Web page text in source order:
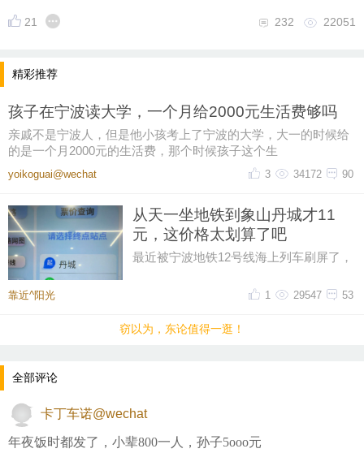
取红包~
• 福利时间
21 22051
232
精彩推荐
孩子在宁波读大学，一个月给2000元生活费够吗
亲戚不是宁波人，但是他小孩考上了宁波的大学，大一的时候给
的是一个月2000元的生活费，那个时候孩子这个生
yoikoguai@wechat 90
34172
3
从天一坐地铁到象山丹城才11
元，这价格太划算了吧
最近被宁波地铁12号线海上列车刷屏了，
从天一广场坐到象山丹城是11晕
靠近^阳光 53
29547
1
窃以为，东论值得一逛！
全部评论
卡丁车诺@wechat
年夜饭时都发了，小辈800一人，孙子5ooo元